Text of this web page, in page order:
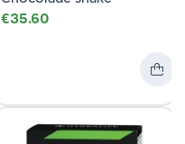
€35.60